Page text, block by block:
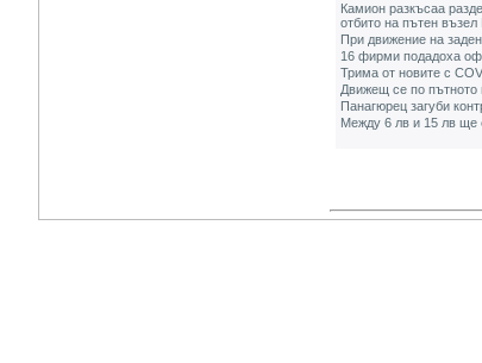
Камион разкъсаа
отбито на пътен възел
При движение на
16 фирми подадоха
Трима от новите с
Движещ се по
Панагюрец загуби
Между 6 лв и 15 лв ще